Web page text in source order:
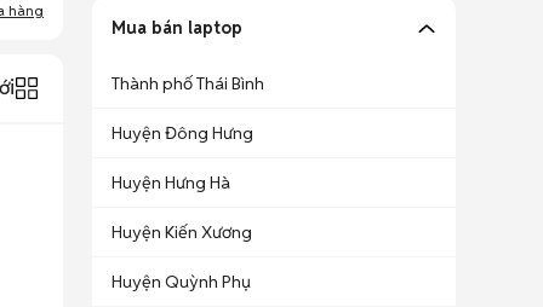
hàng
Mua bán laptop
Thành phố Thái Bình
Huyện Đông Hưng
Huyện Hưng Hà
Huyện Kiến Xương
Huyện Quỳnh Phụ